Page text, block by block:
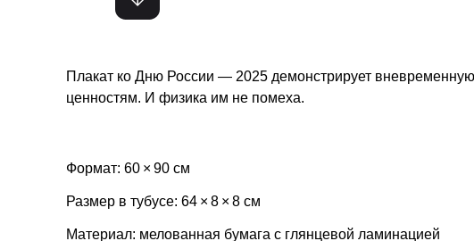
Плакат ко Дню России — 2025 демонстрирует
ценностям. И физика им не помеха.
Формат: 60 × 90 см
Размер в тубусе: 64 × 8 × 8 см
Материал: мелованная бумага с глянцевой ламинацией